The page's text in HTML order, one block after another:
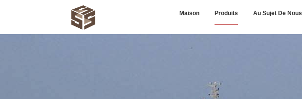
Maison Produits Au Sujet De Nous